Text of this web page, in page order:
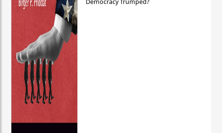
Democracy Trumped?